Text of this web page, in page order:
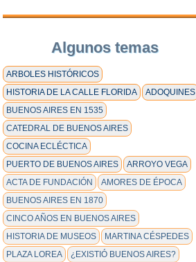
Algunos temas
ARBOLES HISTÓRICOS
HISTORIA DE LA CALLE FLORIDA
ADOQUINES
BUENOS AIRES EN 1535
CATEDRAL DE BUENOS AIRES
COCINA ECLÉCTICA
PUERTO DE BUENOS AIRES
ARROYO VEGA
ACTA DE FUNDACIÓN
AMORES DE ÉPOCA
BUENOS AIRES EN 1870
CINCO AÑOS EN BUENOS AIRES
HISTORIA DE MUSEOS
MARTINA CÉSPEDES
PLAZA LOREA
¿EXISTIÓ BUENOS AIRES?